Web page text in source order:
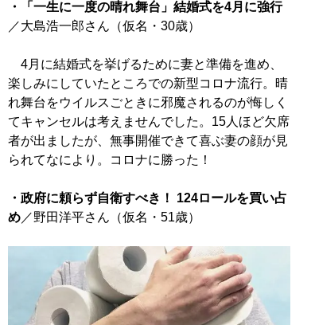
・「一生に一度の晴れ舞台」結婚式を4月に強行
／大島浩一郎さん（仮名・30歳）
4月に結婚式を挙げるために妻と準備を進め、
楽しみにしていたところでの新型コロナ流行。晴
れ舞台をウイルスごときに邪魔されるのが悔しく
てキャンセルは考えませんでした。15人ほど欠席
者が出ましたが、無事開催できて喜ぶ妻の顔が見
られてなにより。コロナに勝った！
・政府に頼らず自衛すべき！ 124ロールを買い占
め／野田洋平さん（仮名・51歳）